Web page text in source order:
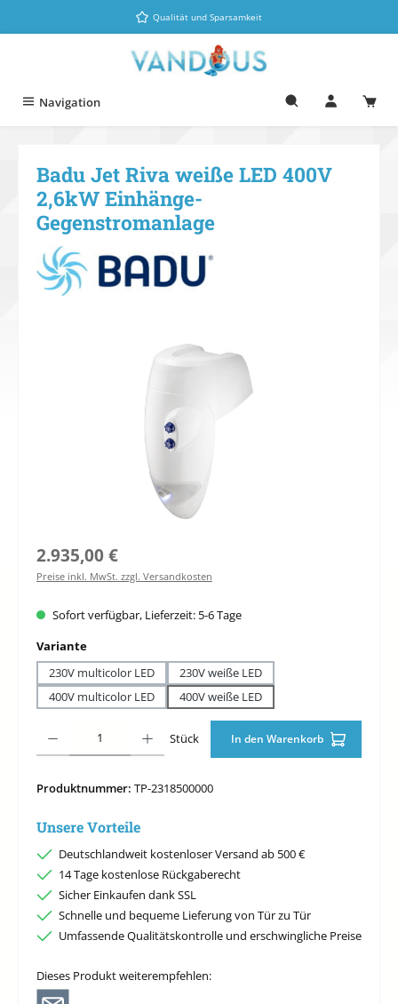
Zum Hauptinhalt springenQualität und Sparsamkeit
Navigation
Badu Jet Riva weiße LED 400V
2,6kW Einhänge-
Gegenstromanlage
Regulärer Preis:
2.935,00 €
Preise inkl. MwSt. zzgl. Versandkosten
Sofort verfügbar, Lieferzeit: 5-6 Tage
Varianteauswählen
230V multicolor LED
230V weiße LED
400V multicolor LED
400V weiße LED
Stück In den Warenkorb
Produktnummer: TP-2318500000
Unsere Vorteile
Deutschlandweit kostenloser Versand ab 500 €
14 Tage kostenlose Rückgaberecht
Sicher Einkaufen dank SSL
Schnelle und bequeme Lieferung von Tür zu Tür
Umfassende Qualitätskontrolle und erschwingliche Preise
Dieses Produkt weiterempfehlen: